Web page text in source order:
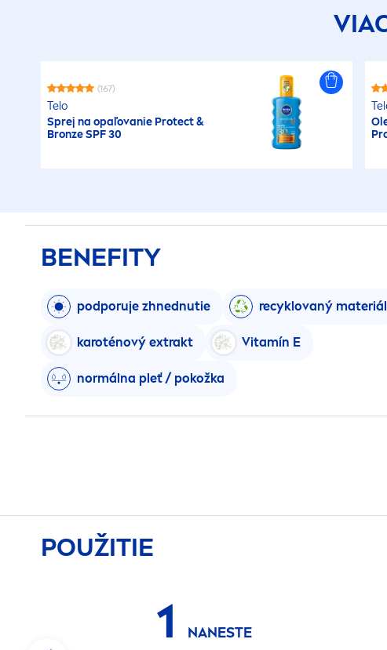
(167)
Telo
Sprej na opaľovanie Protect&
BronzeSPF 30
BENEFITY
podporuje zhnednutie recyklovaný materiál
karoténový extrakt Vitamín E
normálna pleť / pokožka
POUŽITIE
1
NANESTE